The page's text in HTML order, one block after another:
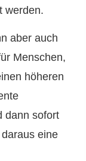
werden.
aber auch
Menschen,
höheren
dann sofort
eine